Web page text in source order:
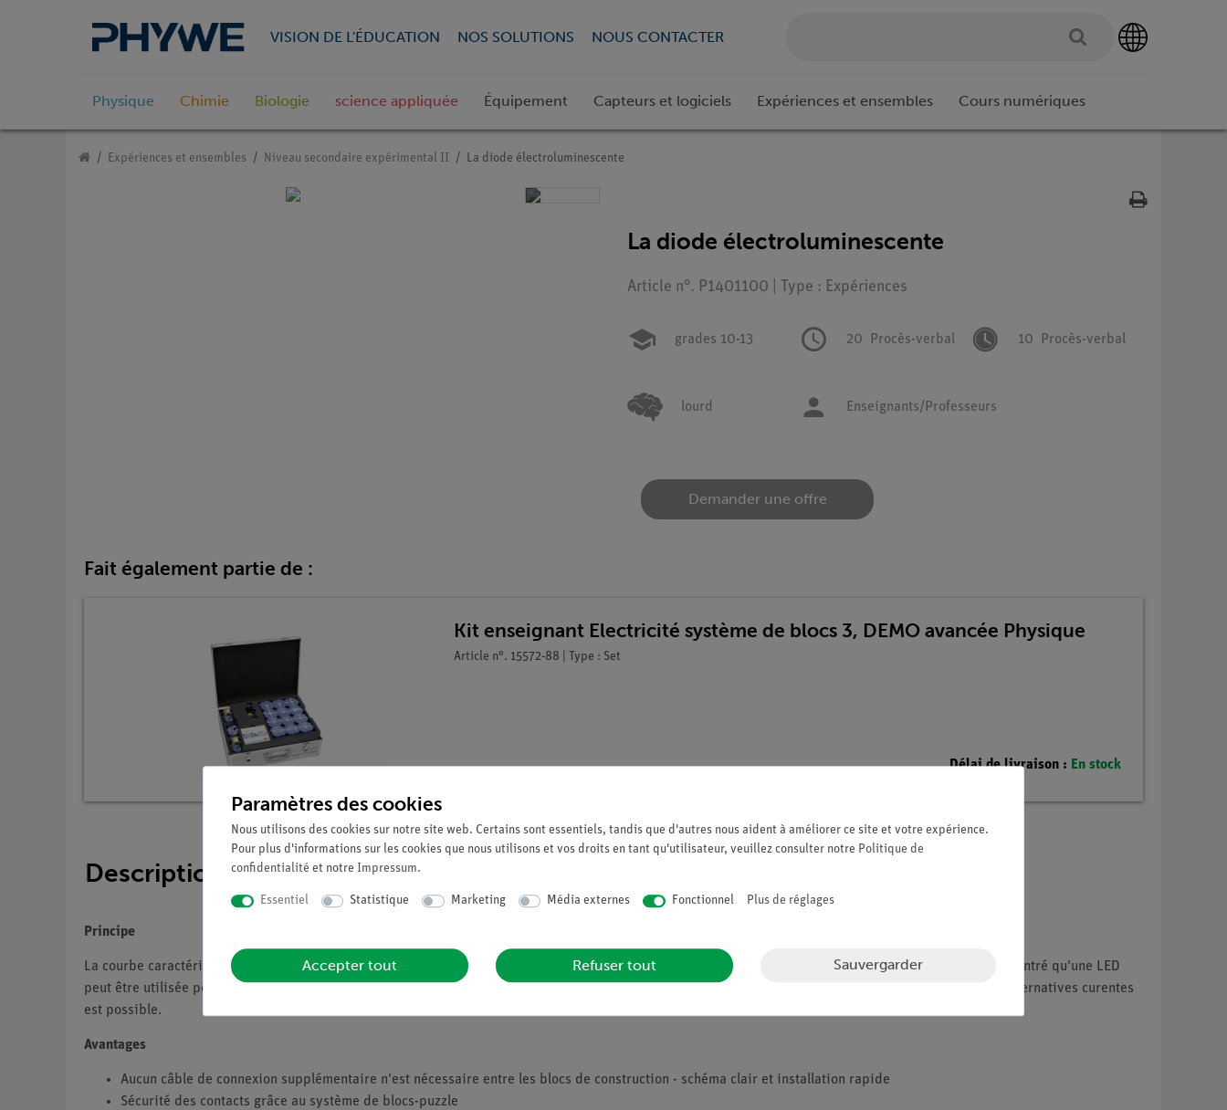
VISION DE L'ÉDUCATION NOS SOLUTIONS NOUS CONTACTER
Physique Chimie Biologie science appliquée Équipement Capteurs et logiciels Expériences et ensembles Cours numériques
Expériences et ensembles Niveau secondaire expérimental II La diode électroluminescente
La diode électroluminescente
Article n°. P1401100 | Type : Expériences
grades 10-13 20 Procès-verbal 10 Procès-verbal
lourd Enseignants/Professeurs
Demander une offre
Fait également partie de :
Kit enseignant Electricité système de blocs 3, DEMO avancée Physique
Article n°. 15572-88 | Type : Set
Délai de livraison : En stock
Description
Principe
La courbe caractéristique d'une diode électroluminescente (DEL) doit être tracée à partir de mesures de tension et de courant. En outre, il doit être démontré qu'une LED
peut être utilisée pour aider à reconnaître la polarité d'une source de courant continu, et que même une différenciation entre les tensions continues et alternatives curentes
est possible.
Avantages
Aucun câble de connexion supplémentaire n'est nécessaire entre les blocs de construction - schéma clair et installation rapide
Sécurité des contacts grâce au système de blocs-puzzle
Paramètres des cookies
Nous utilisons des cookies sur notre site web. Certains sont essentiels, tandis que d'autres nous aident à améliorer ce site et votre expérience.
Pour plus d'informations sur les cookies que nous utilisons et vos droits en tant qu'utilisateur, veuillez consulter notre Politique de
confidentialité et notre Impressum.
Essentiel Statistique Marketing Média externes Fonctionnel Plus de réglages
Accepter tout Refuser tout Sauvergarder